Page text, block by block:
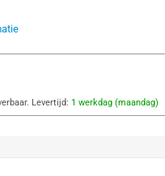
Levertijd: 1 werkdag (maandag)